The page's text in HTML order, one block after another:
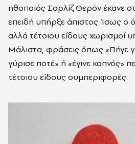
ηθοποιός Σαρλίζ Θερόν έκανε
επειδή υπήρξε άπιστος. Ίσως ο
αλλά τέτοιου είδους χωρισμοί
Μάλιστα, φράσεις όπως «Πήγε
γύρισε ποτέ» ή «έγινε καπνός»
τέτοιου είδους συμπεριφορές.